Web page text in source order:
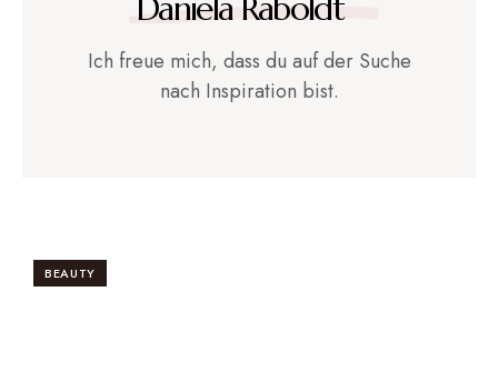
Daniela Raboldt
Ich freue mich, dass du auf der Suche
nach Inspiration bist.
BEAUTY